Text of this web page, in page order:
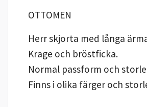
OTTOMEN
Herr skjorta med långa
Krage och bröstficka.
Normal passform och
Finns i olika färger och